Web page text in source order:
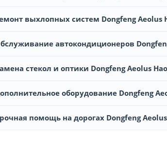
выхлопных систем Dongfeng Aeolus
автокондиционеров
стекол и оптики Dongfeng Aeolus
оборудование Dongfeng
помощь на дорогах Dongfeng